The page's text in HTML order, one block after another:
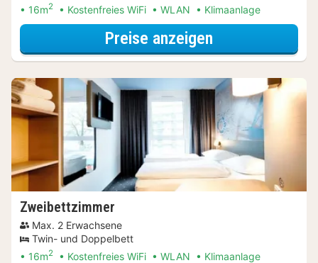
16m2 Kostenfreies WiFi WLAN Klimaanlage
Preise anzeigen
Zweibettzimmer
Max. 2 Erwachsene
Twin- und Doppelbett
16m2 Kostenfreies WiFi WLAN Klimaanlage